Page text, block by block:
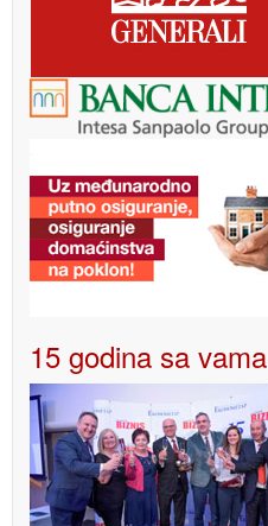
15 godina sa vama